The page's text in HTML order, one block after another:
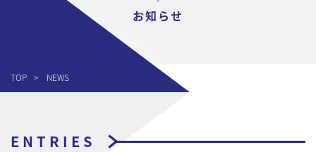
お知らせ
TOP NEWS
ENTRIES